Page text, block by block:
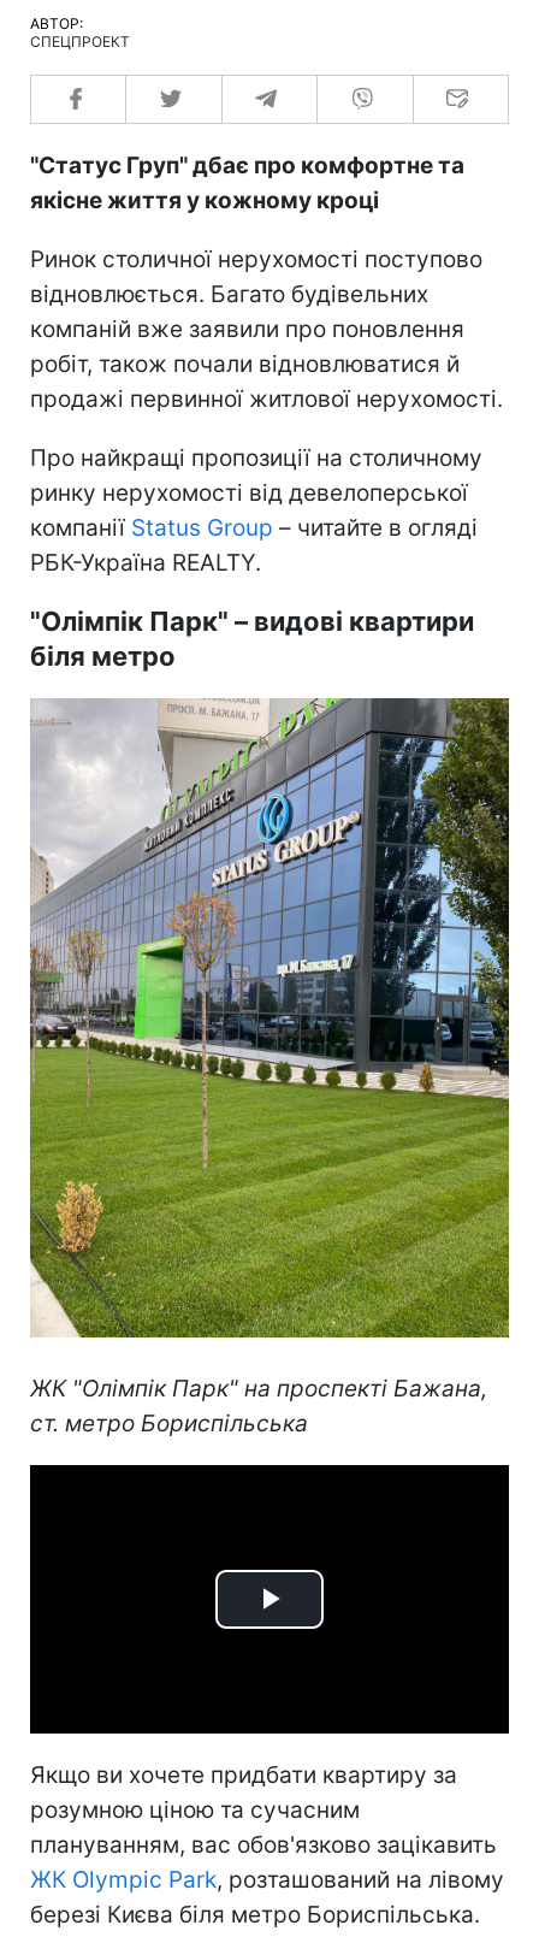
АВТОР:
СПЕЦПРОЕКТ
"Статус Груп" дбає про комфортне та
якісне життя у кожному кроці
Ринок столичної нерухомості поступово
відновлюється. Багато будівельних
компаній вже заявили про поновлення
робіт, також почали відновлюватися й
продажі первинної житлової нерухомості.
Про найкращі пропозиції на столичному
ринку нерухомості від девелоперської
компанії Status Group – читайте в огляді
РБК-Україна REALTY.
"Олімпік Парк" – видові квартири
біля метро
ЖК "Олімпік Парк" на проспекті Бажана,
ст. метро Бориспільська
Play
Якщо ви хочете придбати квартиру за
розумною ціною та сучасним
плануванням, вас обов'язково зацікавить
ЖК Olympic Park, розташований на лівому
березі Києва біля метро Бориспільська.